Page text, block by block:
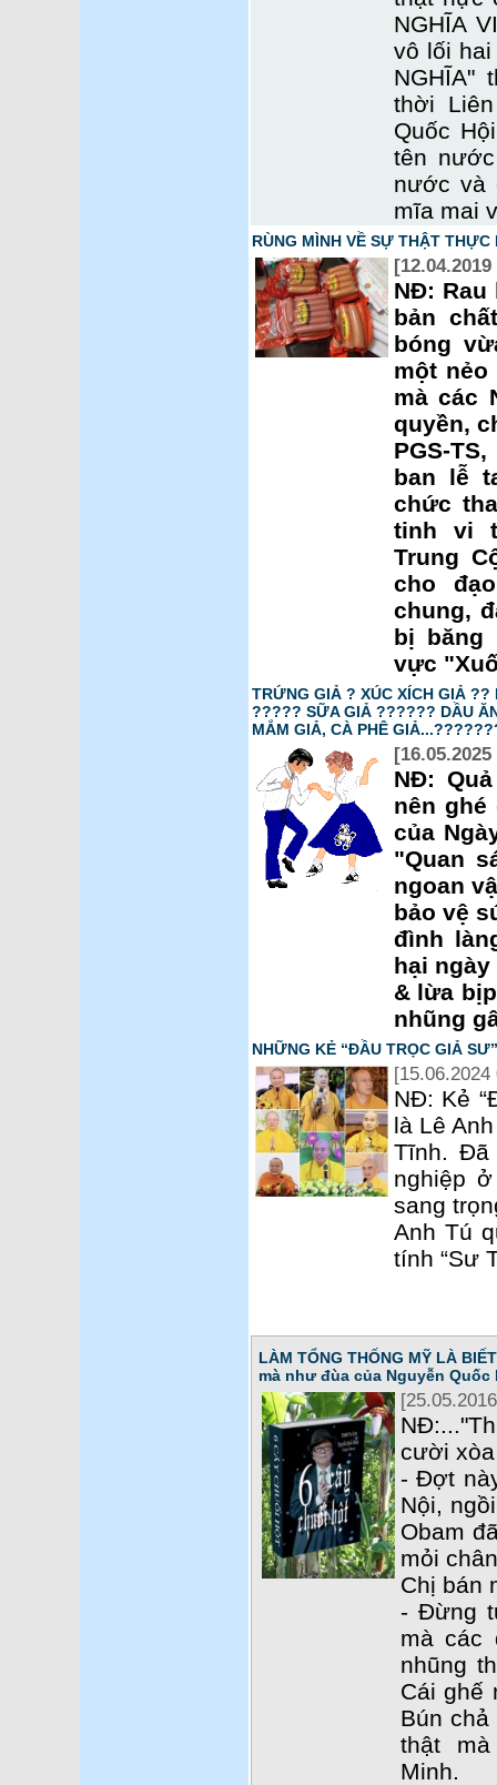
NGHĨA
vô lối
NGHĨA"
thời
Quốc
tên
nước và
mĩa mai
RÙNG MÌNH VỀ SỰ THẬT
NĐ:
bản
bóng
một
mà các
quyền,
PGS-
ban lễ
chức
tinh vi
Trung
cho
chung,
bị băng
vực
TRỨNG GIẢ ? XÚC XÍCH GIẢ
????? SỮA GIẢ ?????? DẦU
MẮM GIẢ, CÀ PHÊ
[16.05.2025
NĐ:
nên ghé
của
"Quan
ngoan
bảo vệ
đình
hại
& lừa
nhũng
NHỮNG KẺ “ĐẦU TRỌC GIẢ
[15.06.2024
NĐ: Kẻ
là Lê
Tĩnh.
nghiệp
sang
Anh Tú
tính “Sư
LÀM TỔNG THỐNG MỸ LÀ
mà như đùa của Nguyễn Quốc
cười
- Đợt
Nội,
Obam
mỏi
Chị bán
- Đừng
mà các
nhũng
Cái ghế
Bún
thật
Minh.